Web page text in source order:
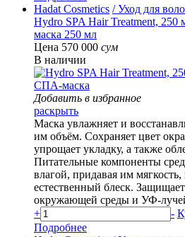
Hadat Cosmetics / Уход для
Hydro SPA Hair Treatment,
маска 250 мл
Цена 570 000 сум
В наличии
Добавить в избранное
раскрыть
Маска увлажняет и
им объём. Сохраняет цвет
упрощает укладку, а также
Питательные компоненты
влагой, придавая им
естественный блеск.
окружающей среды и УФ-
+
-
Подробнее